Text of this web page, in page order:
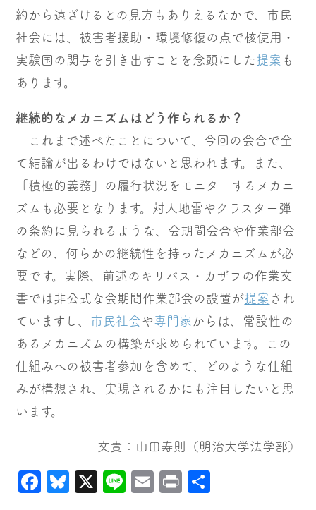
約から遠ざけるとの見方もありえるなかで、市民
社会には、被害者援助・環境修復の点で核使用・
実験国の関与を引き出すことを念頭にした提案 も
あります。
継続的なメカニズムはどう作られるか？
これまで述べたことについて、今回の会合で全
て結論が出るわけではないと思われます。また、
「積極的義務」の履行状況をモニターするメカニ
ズムも必要となります。対人地雷やクラスター弾
の条約に見られるような、会期間会合や作業部会
などの、何らかの継続性を持ったメカニズムが必
要です。実際、前述のキリバス・カザフの作業文
書では非公式な会期間作業部会の設置が提案 され
ていますし、 市民社会や専門家 からは、常設性の
あるメカニズムの構築が求められています。この
仕組みへの被害者参加を含めて、どのような仕組
みが構想され、実現されるかにも注目したいと思
います。
文責：山田寿則（明治大学法学部）
Facebook
Bluesky
X LineEmailPrint